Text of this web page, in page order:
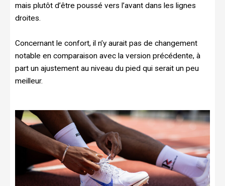
mais plutôt d’être poussé vers l’avant dans les lignes
droites.
Concernant le confort, il n’y aurait pas de changement
notable en comparaison avec la version précédente, à
part un ajustement au niveau du pied qui serait un peu
meilleur.